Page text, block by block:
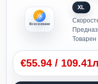
Всесезонни
XL
Товарен
€55.94 /